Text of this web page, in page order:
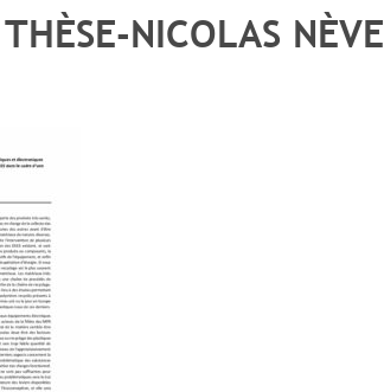
NICOLAS NÈVE